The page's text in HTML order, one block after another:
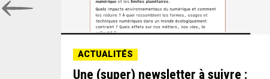
ACTUALITÉS
Une (super) newsletter à suivre :